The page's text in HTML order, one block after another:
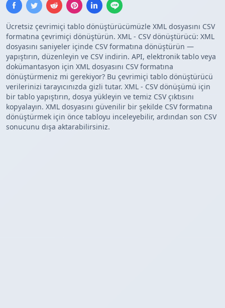
Ücretsiz çevrimiçi tablo dönüştürücümüzle XML dosyasını CSV
formatına çevrimiçi dönüştürün. XML - CSV dönüştürücü: XML
dosyasını saniyeler içinde CSV formatına dönüştürün —
yapıştırın, düzenleyin ve CSV indirin. API, elektronik tablo veya
dokümantasyon için XML dosyasını CSV formatına
dönüştürmeniz mi gerekiyor? Bu çevrimiçi tablo dönüştürücü
verilerinizi tarayıcınızda gizli tutar. XML - CSV dönüşümü için
bir tablo yapıştırın, dosya yükleyin ve temiz CSV çıktısını
kopyalayın. XML dosyasını güvenilir bir şekilde CSV formatına
dönüştürmek için önce tabloyu inceleyebilir, ardından son CSV
sonucunu dışa aktarabilirsiniz.